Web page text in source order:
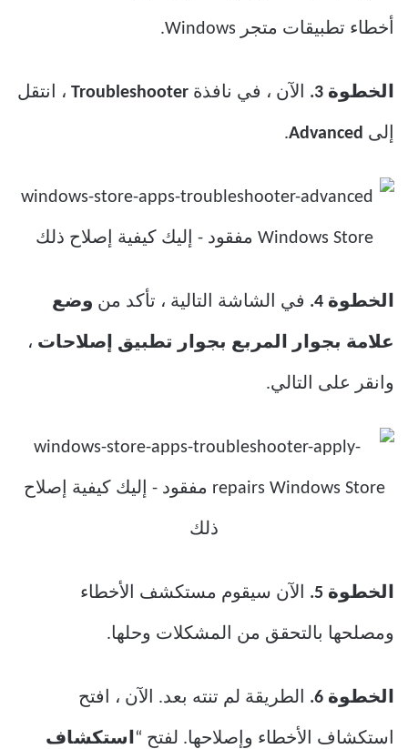
أخطاء تطبيقات متجر Windows.
الخطوة 3. الآن ، في نافذة Troubleshooter ، انتقل
إلى Advanced
.
الخطوة 4. في الشاشة التالية ، تأكد من وضع
علامة بجوار المربع بجوار تطبيق إصلاحات ،
وانقر على التالي.
الخطوة 5. الآن سيقوم مستكشف الأخطاء
ومصلحها بالتحقق من المشكلات وحلها.
الخطوة 6. الطريقة لم تنته بعد. الآن ، افتح
استكشاف الأخطاء وإصلاحها. لفتح “استكشاف